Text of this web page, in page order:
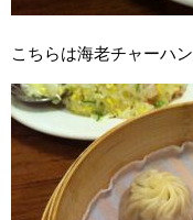
こちらは海老チャーハン